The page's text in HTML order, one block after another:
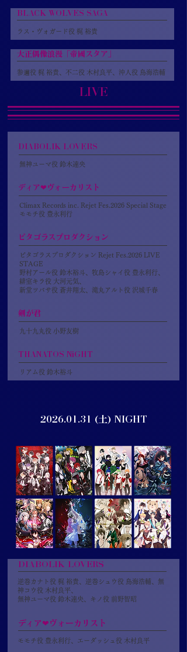
BLACK WOLVES SAGA
ラス・ヴォガード役 梶 裕貴
大正偶像浪漫「帝國スタア」
参邇役 梶 裕貴、不二役 木村良平、沖人役 鳥海浩輔
LIVE
DIABOLIK LOVERS
無神ユーマ役 鈴木達央
ディア❤ヴォーカリスト
Climax Records inc. Rejet Fes.2026 Special Stage
モモチ役 豊永利行
ピタゴラスプロダクション
ピタゴラスプロダクション Rejet Fes.2026 LIVE
STAGE
野村アール役 鈴木裕斗、牧島シャイ役 豊永利行、
緋室キラ役 大河元気、
新堂ツバサ役 蒼井翔太、滝丸アルト役 沢城千春
剣が君
九十九丸役 小野友樹
THANATOS NiGHT
リアム役 鈴木裕斗
2026.01.31 (土) NIGHT
DIABOLIK LOVERS
逆巻カナト役 梶 裕貴、逆巻シュウ役 鳥海浩輔、無
神コウ役 木村良平、
無神ユーマ役 鈴木達央、キノ役 前野智昭
ディア❤ヴォーカリスト
モモチ役 豊永利行、エーダッシュ役 木村良平